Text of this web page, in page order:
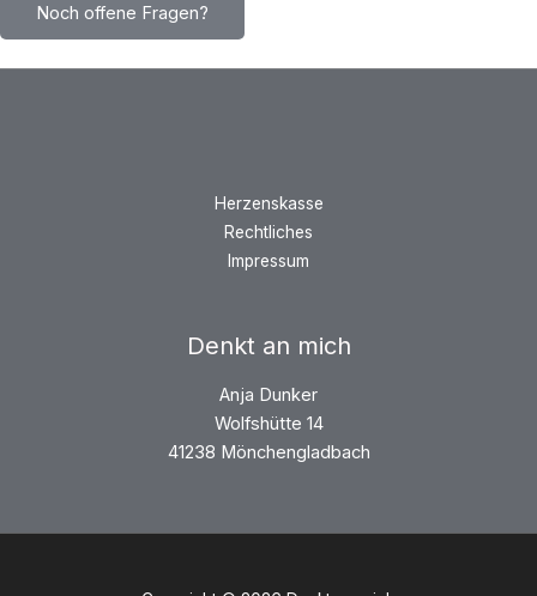
Noch offene Fragen?
Herzenskasse
Rechtliches
Impressum
Denkt an mich
Anja Dunker
Wolfshütte 14
41238 Mönchengladbach